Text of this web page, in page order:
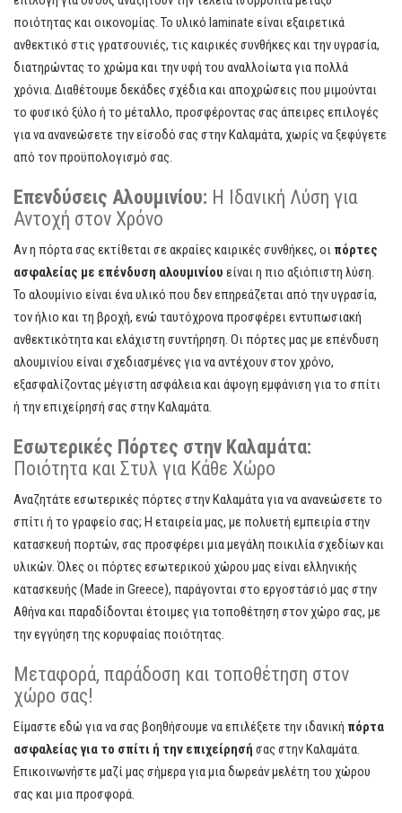
ποιότητας και οικονομίας. Το υλικό laminate είναι εξαιρετικά
ανθεκτικό στις γρατσουνιές, τις καιρικές συνθήκες και την υγρασία,
διατηρώντας το χρώμα και την υφή του αναλλοίωτα για πολλά
χρόνια. Διαθέτουμε δεκάδες σχέδια και αποχρώσεις που μιμούνται
το φυσικό ξύλο ή το μέταλλο, προσφέροντας σας άπειρες επιλογές
για να ανανεώσετε την είσοδό σας στην Καλαμάτα, χωρίς να ξεφύγετε
από τον προϋπολογισμό σας.
Επενδύσεις Αλουμινίου: Η Ιδανική Λύση για
Αντοχή στον Χρόνο
Αν η πόρτα σας εκτίθεται σε ακραίες καιρικές συνθήκες, οι πόρτες
ασφαλείας με επένδυση αλουμινίου είναι η πιο αξιόπιστη λύση.
Το αλουμίνιο είναι ένα υλικό που δεν επηρεάζεται από την υγρασία,
τον ήλιο και τη βροχή, ενώ ταυτόχρονα προσφέρει εντυπωσιακή
ανθεκτικότητα και ελάχιστη συντήρηση. Οι πόρτες μας με επένδυση
αλουμινίου είναι σχεδιασμένες για να αντέχουν στον χρόνο,
εξασφαλίζοντας μέγιστη ασφάλεια και άψογη εμφάνιση για το σπίτι
ή την επιχείρησή σας στην Καλαμάτα.
Εσωτερικές Πόρτες στην Καλαμάτα:
Ποιότητα και Στυλ για Κάθε Χώρο
Αναζητάτε εσωτερικές πόρτες στην Καλαμάτα για να ανανεώσετε το
σπίτι ή το γραφείο σας; Η εταιρεία μας, με πολυετή εμπειρία στην
κατασκευή πορτών, σας προσφέρει μια μεγάλη ποικιλία σχεδίων και
υλικών. Όλες οι πόρτες εσωτερικού χώρου μας είναι ελληνικής
κατασκευής (Made in Greece), παράγονται στο εργοστάσιό μας στην
Αθήνα και παραδίδονται έτοιμες για τοποθέτηση στον χώρο σας, με
την εγγύηση της κορυφαίας ποιότητας.
Μεταφορά, παράδοση και τοποθέτηση στον
χώρο σας!
Είμαστε εδώ για να σας βοηθήσουμε να επιλέξετε την ιδανική πόρτα
ασφαλείας για το σπίτι ή την επιχείρησή σας στην Καλαμάτα.
Επικοινωνήστε μαζί μας σήμερα για μια δωρεάν μελέτη του χώρου
σας και μια προσφορά.